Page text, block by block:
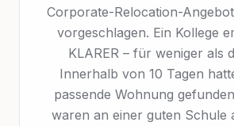
Corporate-Relocation-
vorgeschlagen. Ein Kollege
KLARER – für weniger als
Innerhalb von 10 Tagen
passende Wohnung
waren an einer guten Schule